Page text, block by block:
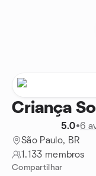
Criança
5.0•6
São Paulo, BR
1.133 membros
Compartilhar